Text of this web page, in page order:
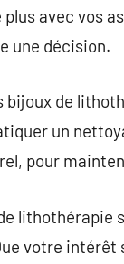
avec vos
une décision.
bijoux de
un
pour
lithothérapie
votre